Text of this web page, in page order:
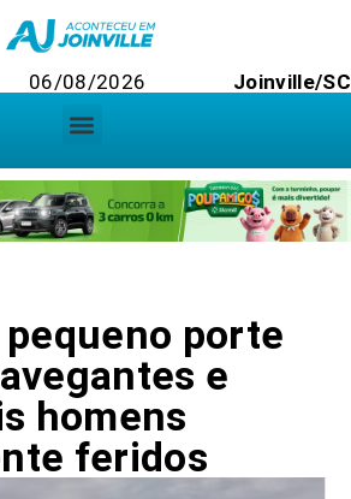
06/08/2026 Joinville/SC
porte
e
homens
feridos